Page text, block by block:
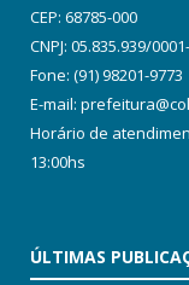
CEP: 68785-000
CNPJ: 05.835.939/
Fone: (91) 98201-9773
E-mail:
Horário de
13:00hs
ÚLTIMAS